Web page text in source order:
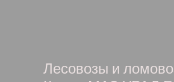
Лесовозы и